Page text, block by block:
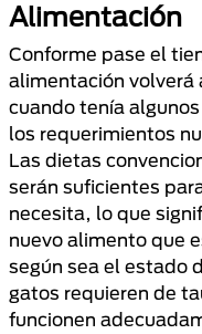
Alimentación
Conforme pase el
alimentación volverá
cuando tenía
los requerimientos
Las dietas
serán suficientes
necesita, lo que
nuevo alimento que
según sea el estado
gatos requieren de
funcionen